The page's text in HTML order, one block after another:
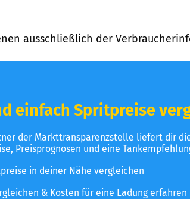
ausschließlich der
einfach Spritpreise
der Markttransparenzstelle liefert dir
Preisprognosen und eine
in deiner Nähe vergleichen
& Kosten für eine Ladung erfahren